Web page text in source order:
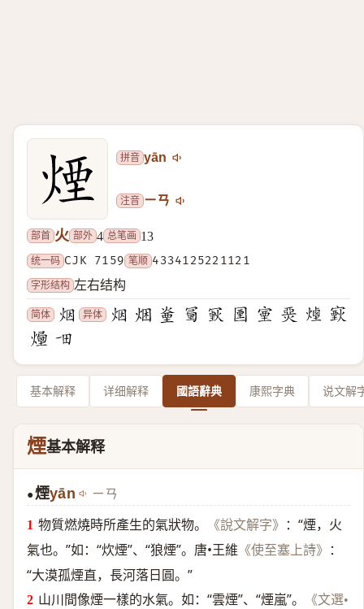
拼音 yān
注音 ㄧㄢ
部首 火 部外 4 总笔画 13
统一码 CJK 7159 笔顺 4334125221121
字形结构 左右结构
简体 异体
基本解释 详细解释 國語辭典 康熙字典 说文解
煙基本解释
●煙yān ㄧㄢ
物質燃燒時所產生的氣狀物。 《說文解字》
：“煙，火
氣也。”如：“炊煙”、“狼煙”。唐•王維 《使至塞上詩》
：
“大漠孤煙直，長河落日圓。”
山川間像煙一樣的水氣。如：“雲煙”、“煙嵐”。
《文選•